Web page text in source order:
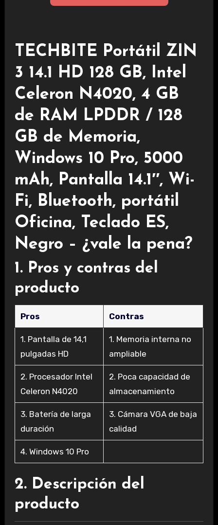
TECHBITE Portátil ZIN
3 14.1 HD 128 GB, Intel
Celeron N4020, 4 GB
de RAM LPDDR / 128
GB de Memoria,
Windows 10 Pro, 5000
mAh, Pantalla 14.1″, Wi-
Fi, Bluetooth, portátil
Oficina, Teclado ES,
Negro – ¿vale la pena?
1. Pros y contras del
producto
Pros Contras
1. Pantalla de 14,1
pulgadas HD
1. Memoria interna no
ampliable
2. Procesador Intel
Celeron N4020
2. Poca capacidad de
almacenamiento
3. Batería de larga
duración
3. Cámara VGA de baja
calidad
4. Windows 10 Pro
2. Descripción del
producto